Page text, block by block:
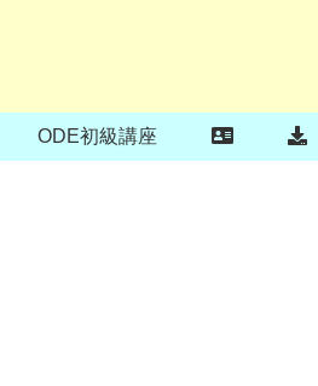
ODE初級講座